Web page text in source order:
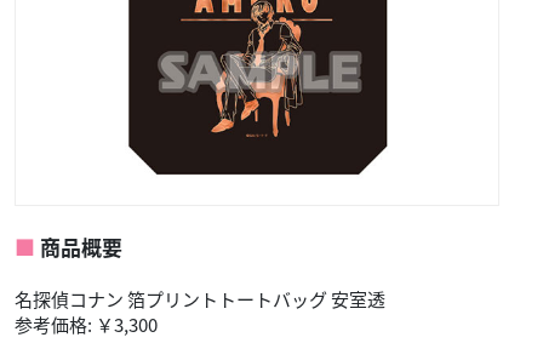
商品概要
名探偵コナン 箔プリントトートバッグ 安室透
参考価格: ￥3,300